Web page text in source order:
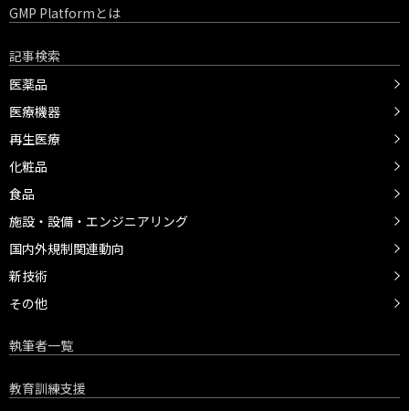
GMP Platformとは
記事検索
医薬品
医療機器
再生医療
化粧品
食品
施設・設備・エンジニアリング
国内外規制関連動向
新技術
その他
執筆者一覧
教育訓練支援